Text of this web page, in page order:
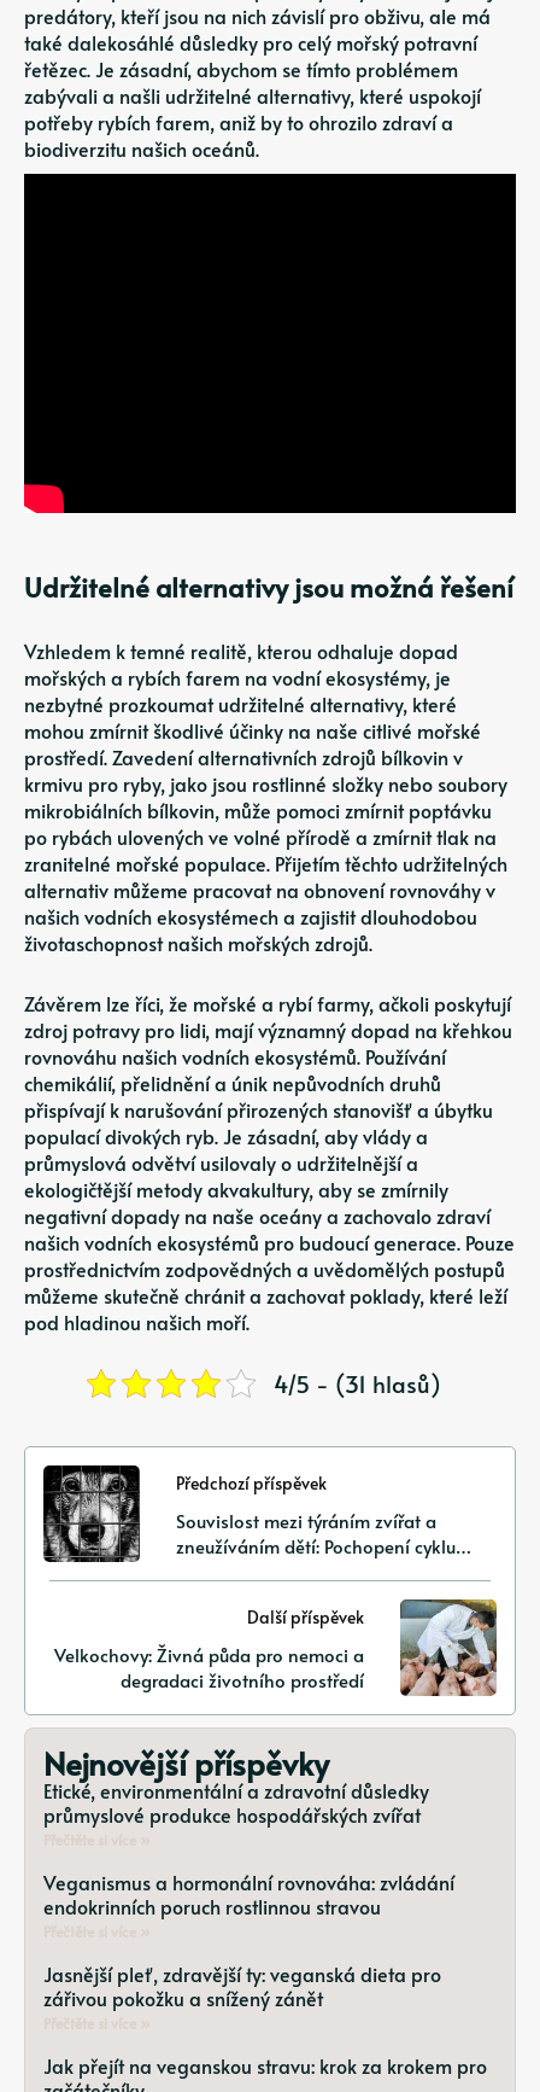
predátory, kteří jsou na nich závislí pro obživu, ale má
také dalekosáhlé důsledky pro celý mořský potravní
řetězec. Je zásadní, abychom se tímto problémem
zabývali a našli udržitelné alternativy, které uspokojí
potřeby rybích farem, aniž by to ohrozilo zdraví a
biodiverzitu našich oceánů.
Udržitelné alternativy jsou možná řešení
Vzhledem k temné realitě, kterou odhaluje dopad
mořských a rybích farem na vodní ekosystémy, je
nezbytné prozkoumat udržitelné alternativy, které
mohou zmírnit škodlivé účinky na naše citlivé mořské
prostředí. Zavedení alternativních zdrojů bílkovin v
krmivu pro ryby, jako jsou rostlinné složky nebo soubory
mikrobiálních bílkovin, může pomoci zmírnit poptávku
po rybách ulovených ve volné přírodě a zmírnit tlak na
zranitelné mořské populace. Přijetím těchto udržitelných
alternativ můžeme pracovat na obnovení rovnováhy v
našich vodních ekosystémech a zajistit dlouhodobou
životaschopnost našich mořských zdrojů.
Závěrem lze říci, že mořské a rybí farmy, ačkoli poskytují
zdroj potravy pro lidi, mají významný dopad na křehkou
rovnováhu našich vodních ekosystémů. Používání
chemikálií, přelidnění a únik nepůvodních druhů
přispívají k narušování přirozených stanovišť a úbytku
populací divokých ryb. Je zásadní, aby vlády a
průmyslová odvětví usilovaly o udržitelnější a
ekologičtější metody akvakultury, aby se zmírnily
negativní dopady na naše oceány a zachovalo zdraví
našich vodních ekosystémů pro budoucí generace. Pouze
prostřednictvím zodpovědných a uvědomělých postupů
můžeme skutečně chránit a zachovat poklady, které leží
pod hladinou našich moří.
4/5 - (31 hlasů)
Předchozí příspěvek
Souvislost mezi týráním zvířat a
zneužíváním dětí: Pochopení cyklu
Další příspěvek
Velkochovy: Živná půda pro nemoci a
degradaci životního prostředí
Nejnovější příspěvky
Etické, environmentální a zdravotní důsledky
průmyslové produkce hospodářských zvířat
Veganismus a hormonální rovnováha: zvládání
endokrinních poruch rostlinnou stravou
Jasnější pleť, zdravější ty: veganská dieta pro
zářivou pokožku a snížený zánět
Jak přejít na veganskou stravu: krok za krokem pro